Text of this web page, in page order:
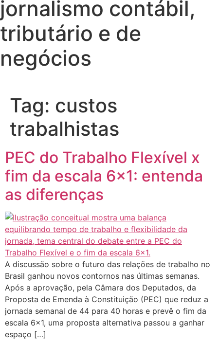
jornalismo contábil,
tributário e de
negócios
Tag: custos
trabalhistas
PEC do Trabalho Flexível x
fim da escala 6×1: entenda
as diferenças
A discussão sobre o futuro das relações de trabalho no
Brasil ganhou novos contornos nas últimas semanas.
Após a aprovação, pela Câmara dos Deputados, da
Proposta de Emenda à Constituição (PEC) que reduz a
jornada semanal de 44 para 40 horas e prevê o fim da
escala 6×1, uma proposta alternativa passou a ganhar
espaço […]